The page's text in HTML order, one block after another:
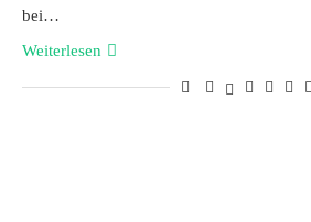
bei…
Weiterlesen